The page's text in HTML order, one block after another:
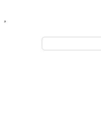
,
Search